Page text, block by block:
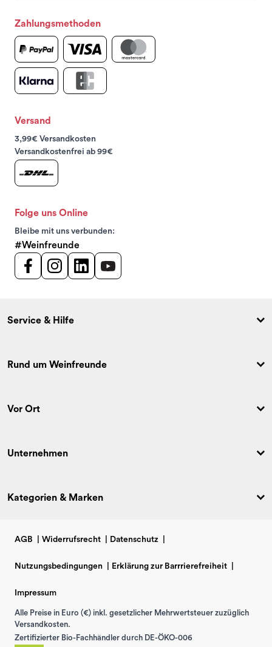
Zahlungsmethoden
Versand
3,99€ Versandkosten
Versandkostenfrei ab 99€
Folge uns Online
Bleibe mit uns verbunden:
#Weinfreunde
Service & Hilfe
Rund um Weinfreunde
Vor Ort
Unternehmen
Kategorien & Marken
AGB Widerrufsrecht Datenschutz
Nutzungsbedingungen Erklärung zur Barrrierefreiheit
Impressum
Alle Preise in Euro (€) inkl. gesetzlicher Mehrwertsteuer zuzüglich
Versandkosten.
Zertifizierter Bio-Fachhändler durch DE-ÖKO-006